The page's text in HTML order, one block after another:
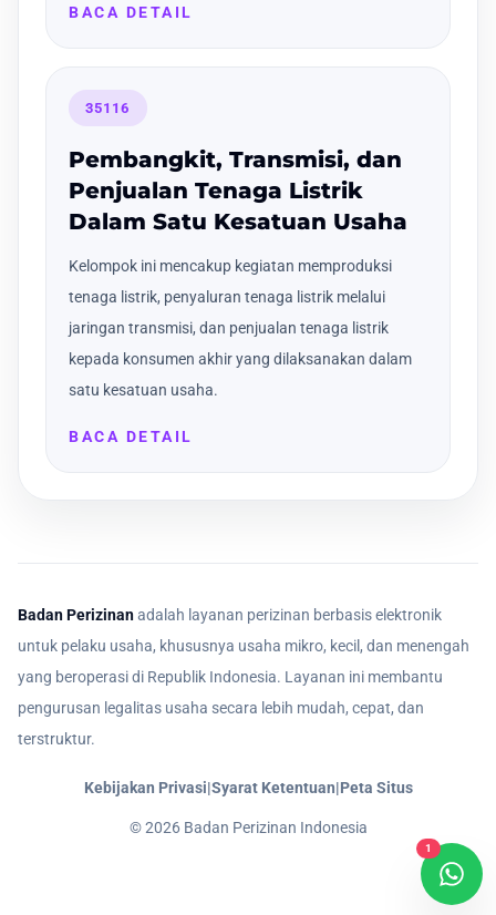
BACA DETAIL
35116
Pembangkit, Transmisi, dan
Penjualan Tenaga Listrik
Dalam Satu Kesatuan Usaha
Kelompok ini mencakup kegiatan memproduksi
tenaga listrik, penyaluran tenaga listrik melalui
jaringan transmisi, dan penjualan tenaga listrik
kepada konsumen akhir yang dilaksanakan dalam
satu kesatuan usaha.
BACA DETAIL
Badan Perizinanadalah layanan perizinan berbasis elektronik
untuk pelaku usaha, khususnya usaha mikro, kecil, dan menengah
yang beroperasi di Republik Indonesia. Layanan ini membantu
pengurusan legalitas usaha secara lebih mudah, cepat, dan
terstruktur.
Kebijakan Privasi|Syarat Ketentuan|Peta Situs
©2026Badan Perizinan Indonesia
1